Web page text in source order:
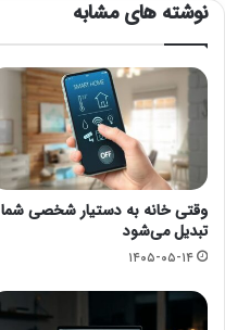
نوشته های مشابه
وقتی خانه به دستیار شخصی شما
تبدیل می‌شود
۱۴۰۵-۰۵-۱۴